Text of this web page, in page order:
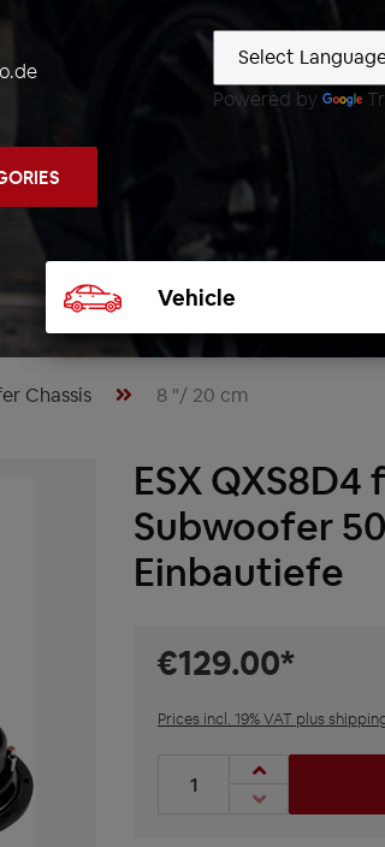
Powered by
vehicle
Chassis 8 "/ 20 cm
ESX
Subwoofer
Einbautiefe
€129.00*
Prices incl. 19% VAT plus
Product Quantity: Enter